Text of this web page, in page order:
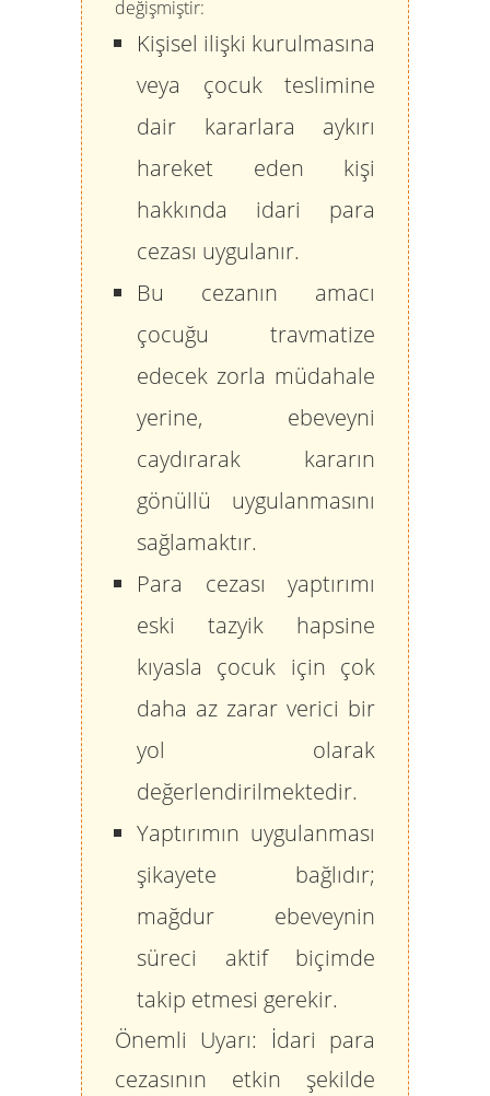
değişmiştir:
Kişisel ilişki kurulmasına
veya çocuk teslimine
dair kararlara aykırı
hareket eden kişi
hakkında idari para
cezası uygulanır.
Bu cezanın amacı
çocuğu travmatize
edecek zorla müdahale
yerine, ebeveyni
caydırarak kararın
gönüllü uygulanmasını
sağlamaktır.
Para cezası yaptırımı
eski tazyik hapsine
kıyasla çocuk için çok
daha az zarar verici bir
yol olarak
değerlendirilmektedir.
Yaptırımın uygulanması
şikayete bağlıdır;
mağdur ebeveynin
süreci aktif biçimde
takip etmesi gerekir.
Önemli Uyarı: İdari para
cezasının etkin şekilde